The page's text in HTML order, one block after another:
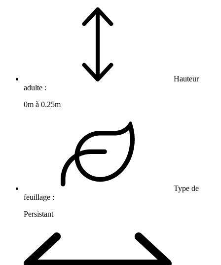
Hauteur
adulte :
0m à 0.25m
Type de
feuillage :
Persistant